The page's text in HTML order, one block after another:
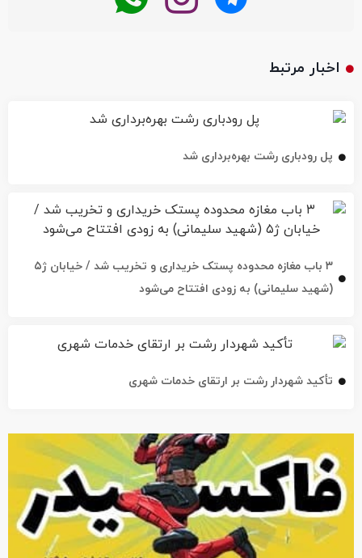
اخبار مرتبط
پل رودباری رشت بهره‌برداری شد
۳ باب مغازه محدوده پستک خریداری و تخریب شد / خیابان ژ۵
(شهید سلیمانی) به زودی افتتاح می‌شود
تأکید شهردار رشت بر ارتقای خدمات شهری